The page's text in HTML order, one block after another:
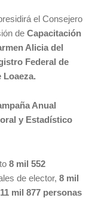
el Consejero
de Capacitación
Alicia del
Federal de
Loaeza.
Anual
y Estadístico
8 mil 552
de elector, 8 mil
11 mil 877 personas